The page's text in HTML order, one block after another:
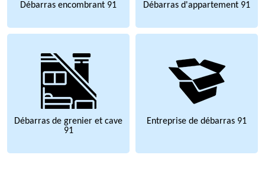
Débarras encombrant 91 Débarras d'appartement 91
Débarras de grenier et cave
91
Entreprise de débarras 91